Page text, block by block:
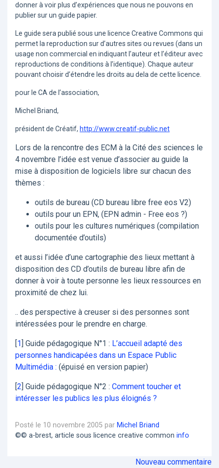
donner à voir plus d’expériences que nous ne pouvons en
publier sur un guide papier.
Le guide sera publié sous une licence Creative Commons qui
permet la reproduction sur d’autres sites ou revues (dans un
usage non commercial en indiquant l’auteur et l’éditeur avec
reproductions de conditions à l’identique). Chaque auteur
pouvant choisir d’étendre les droits au dela de cette licence.
pour le CA de l’association,
Michel Briand,
président de Créatif, http://www.creatif-public.net
Lors de la rencontre des ECM à la Cité des sciences le
4 novembre l’idée est venue d’associer au guide la
mise à disposition de logiciels libre sur chacun des
thèmes :
outils de bureau (CD bureau libre free eos V2)
outils pour un EPN, (EPN admin - Free eos ?)
outils pour les cultures numériques (compilation
documentée d’outils)
et aussi l’idée d’une cartographie des lieux mettant à
disposition des CD d’outils de bureau libre afin de
donner à voir à toute personne les lieux ressources en
proximité de chez lui.
.. des perspective à creuser si des personnes sont
intéressées pour le prendre en charge.
1 Guide pédagogique N°1 : L’accueil adapté des
personnes handicapées dans un Espace Public
Multimédia : (épuisé en version papier)
2 Guide pédagogique N°2 : Comment toucher et
intéresser les publics les plus éloignés ?
Posté le 10 novembre 2005 par Michel Briand
©© a-brest, article sous licence creative common info
Nouveau commentaire